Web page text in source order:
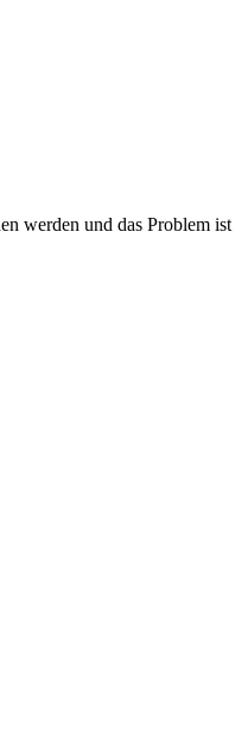
werden und das Problem ist